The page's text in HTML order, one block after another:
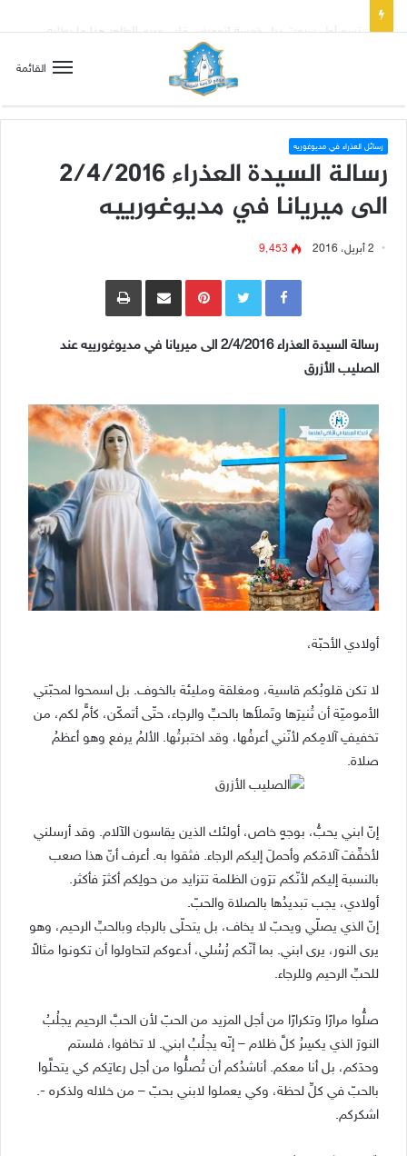
القائمة
رسائل العذراء في مديوغوريه
رسالة السيدة العذراء 2/4/2016
الى ميريانا في مديوغورييه
2 أبريل، 2016 9٬453
Pinterestمشاركة عبر البريد طباعة
رسالة السيدة العذراء 2/4/2016 الى ميريانا في مديوغورييه عند
الصليب الأزرق
أولادي الأحبّة،
لا تكن قلوبُكم قاسية، ومغلقة ومليئة بالخوف. بل اسمحوا لمحبّتي
الأموميّة أن تُنيرَها وتَملأَها بالحبِّ والرجاء، حتّى أتمكّن، كأمٍّ لكم، من
تخفيفِ آلامِكم لأنّني أعرفُها، وقد اختبرتُها. الألمُ يرفع وهو أعظمُ
صلاة.
إنّ ابني يحبُّ، بوجهٍ خاص، أولئك الذين يقاسون الآلام. وقد أرسلني
لأخفِّفَ آلامَكم وأحملَ إليكم الرجاء. فثقوا به. أعرف أنّ هذا صعب
بالنسبة إليكم لأنّكم ترَون الظلمة تتزايد من حولِكم أكثرَ فأكثر.
أولادي، يجب تبديدُها بالصلاة والحبّ.
إنّ الذي يصلّي ويحبّ لا يخاف، بل يتحلّى بالرجاء وبالحبِّ الرحيم، وهو
يرى النور، يرى ابني. بما أنّكم رُسُلي، أدعوكم لتحاولوا أن تكونوا مثالاً
للحبِّ الرحيم وللرجاء.
صلُّوا مرارًا وتكرارًا من أجل المزيد من الحبّ لأن الحبَّ الرحيم يجلُبُ
النورَ الذي يكسِرُ كلَّ ظلام – إنّه يجلُبُ ابني. لا تخافوا، فلستم
وحدَكم، بل أنا معكم. أناشدُكم أن تُصلُّوا من أجل رعاتِكم كي يتحلَّوا
بالحبّ في كلِّ لحظة، وكي يعملوا لابني بحبّ – من خلاله ولذكره -.
اشكركم.